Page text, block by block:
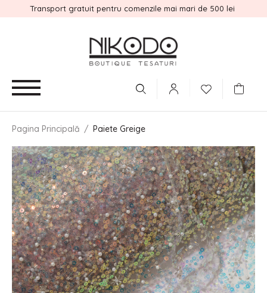
Transport gratuit pentru comenzile mai mari de 500 lei
Pagina Principală / Paiete Greige